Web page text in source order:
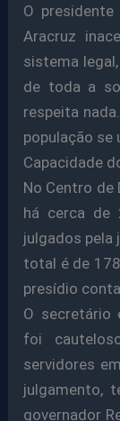
O
Aracruz
sistema
de toda a
respeita
população se
Capacidade
No Centro de
há cerca de
julgados pela
total é de
presídio
O secretário
foi
servidores
julgamento,
governador